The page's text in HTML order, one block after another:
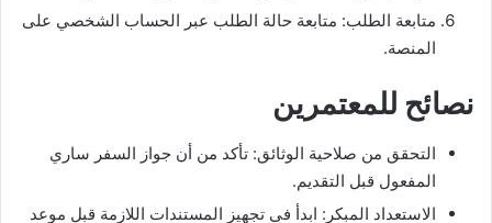
متابعة الطلب: متابعة حالة الطلب عبر الحساب الشخصي على
المنصة.
نصائح للمعتمرين
التحقق من صلاحية الوثائق: تأكد من أن جواز السفر ساري
المفعول قبل التقديم.
الاستعداد المبكر: ابدأ في تجهيز المستندات اللازمة قبل موعد